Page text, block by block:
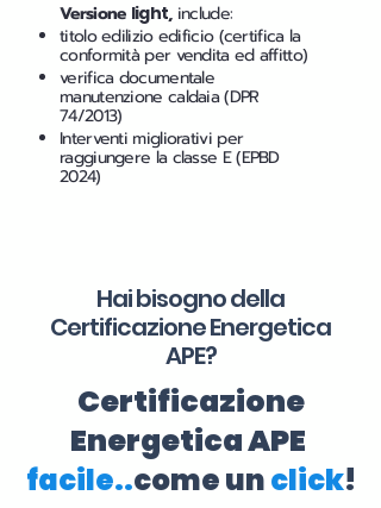
Versione light,include:
titolo edilizio edificio (certifica la
conformità per vendita ed affitto)
verifica documentale
manutenzione caldaia (DPR
74/2013)
Interventi migliorativi per
raggiungere la classe E (EPBD
2024)
Hai bisogno della
Certificazione Energetica
APE?
Certificazione
Energetica APE
facile..come unclick!